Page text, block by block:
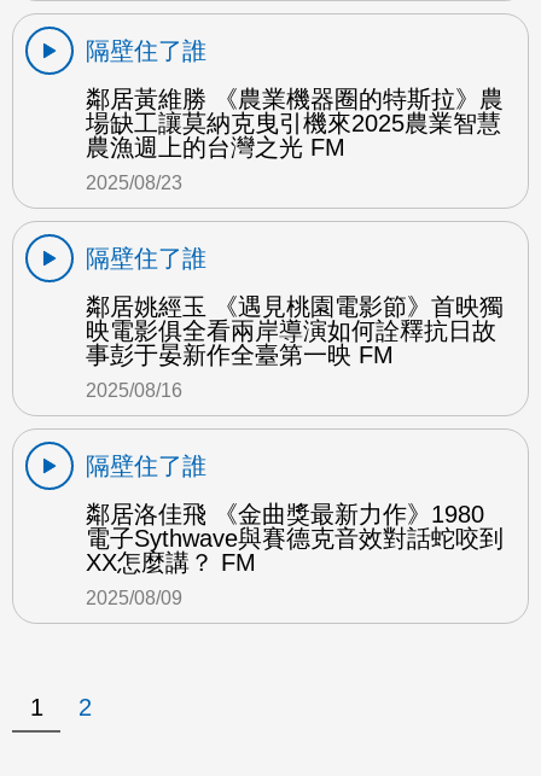
隔壁住了誰
鄰居黃維勝 《農業機器圈的特斯拉》農
場缺工讓莫納克曳引機來2025農業智慧
農漁週上的台灣之光 FM
2025/08/23
隔壁住了誰
鄰居姚經玉 《遇見桃園電影節》首映獨
映電影俱全看兩岸導演如何詮釋抗日故
事彭于晏新作全臺第一映 FM
2025/08/16
隔壁住了誰
鄰居洛佳飛 《金曲獎最新力作》1980
電子Sythwave與賽德克音效對話蛇咬到
XX怎麼講？ FM
2025/08/09
1 2